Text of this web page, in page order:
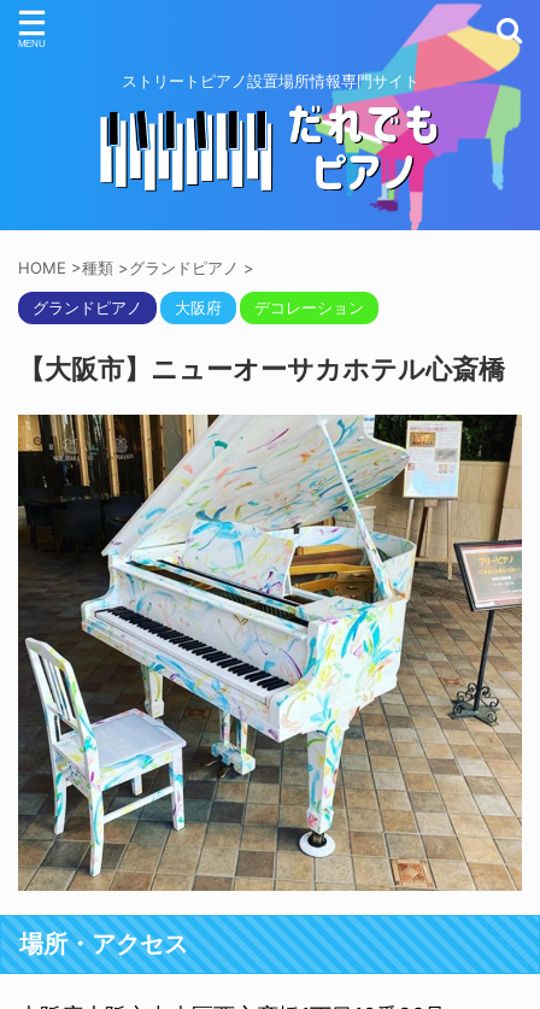
ストリートピアノ設置場所情報専門サイト
HOME >種類 >グランドピアノ >
グランドピアノ 大阪府 デコレーション
【大阪市】ニューオーサカホテル心斎橋
場所・アクセス